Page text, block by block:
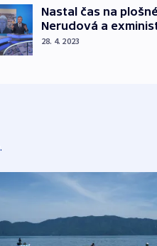
Nastal čas na
Nerudová a
28. 4. 2023